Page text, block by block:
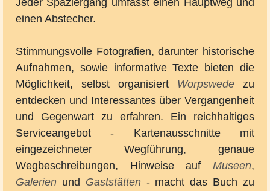
einen Abstecher.
Stimmungsvolle Fotografien, darunter historische
Aufnahmen, sowie informative Texte bieten die
Möglichkeit, selbst organisiert Worpswede zu
entdecken und Interessantes über Vergangenheit
und Gegenwart zu erfahren. Ein reichhaltiges
Serviceangebot - Kartenausschnitte mit
eingezeichneter Wegführung, genaue
Wegbeschreibungen, Hinweise auf Museen,
Galerien und Gaststätten- macht das Buch zu